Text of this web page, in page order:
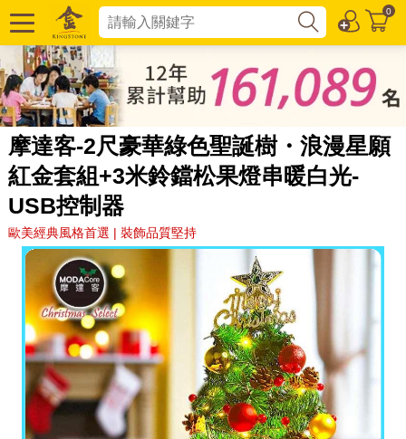
0
摩達客-2尺豪華綠色聖誕樹・浪漫星願
紅金套組+3米鈴鐺松果燈串暖白光-
USB控制器
歐美經典風格首選 | 裝飾品質堅持